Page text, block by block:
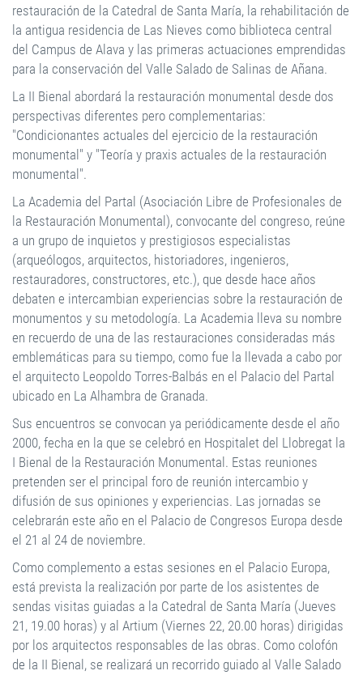
restauración de la Catedral de Santa María, la rehabilitación de
la antigua residencia de Las Nieves como biblioteca central
del Campus de Alava y las primeras actuaciones emprendidas
para la conservación del Valle Salado de Salinas de Añana.
La II Bienal abordará la restauración monumental desde dos
perspectivas diferentes pero complementarias:
"Condicionantes actuales del ejercicio de la restauración
monumental" y "Teoría y praxis actuales de la restauración
monumental".
La Academia del Partal (Asociación Libre de Profesionales de
la Restauración Monumental), convocante del congreso, reúne
a un grupo de inquietos y prestigiosos especialistas
(arqueólogos, arquitectos, historiadores, ingenieros,
restauradores, constructores, etc.), que desde hace años
debaten e intercambian experiencias sobre la restauración de
monumentos y su metodología. La Academia lleva su nombre
en recuerdo de una de las restauraciones consideradas más
emblemáticas para su tiempo, como fue la llevada a cabo por
el arquitecto Leopoldo Torres-Balbás en el Palacio del Partal
ubicado en La Alhambra de Granada.
Sus encuentros se convocan ya periódicamente desde el año
2000, fecha en la que se celebró en Hospitalet del Llobregat la
I Bienal de la Restauración Monumental. Estas reuniones
pretenden ser el principal foro de reunión intercambio y
difusión de sus opiniones y experiencias. Las jornadas se
celebrarán este año en el Palacio de Congresos Europa desde
el 21 al 24 de noviembre.
Como complemento a estas sesiones en el Palacio Europa,
está prevista la realización por parte de los asistentes de
sendas visitas guiadas a la Catedral de Santa María (Jueves
21, 19.00 horas) y al Artium (Viernes 22, 20.00 horas) dirigidas
por los arquitectos responsables de las obras. Como colofón
de la II Bienal, se realizará un recorrido guiado al Valle Salado